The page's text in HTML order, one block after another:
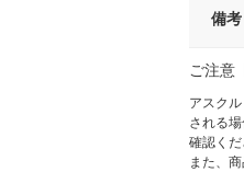
備考
ご注意
アスク
される
確認く
また、